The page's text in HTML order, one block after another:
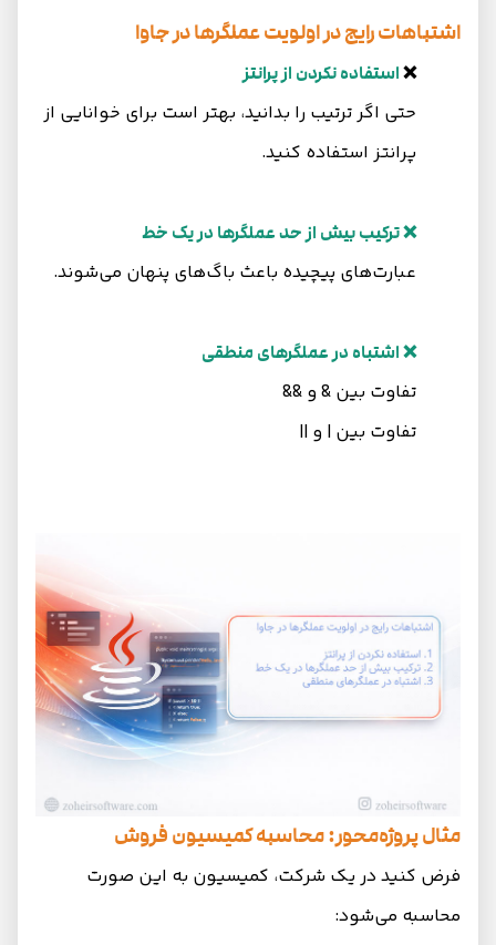
اشتباهات رایج در اولویت عملگرها در جاوا
❌استفاده نکردن از پرانتز
حتی اگر ترتیب را بدانید، بهتر است برای خوانایی از
پرانتز استفاده کنید.
❌ ترکیب بیش از حد عملگرها در یک خط
عبارت‌های پیچیده باعث باگ‌های پنهان می‌شوند.
❌ اشتباه در عملگرهای منطقی
تفاوت بین & و &&
تفاوت بین | و ||
مثال پروژه‌محور: محاسبه کمیسیون فروش
فرض کنید در یک شرکت، کمیسیون به این صورت
محاسبه می‌شود: